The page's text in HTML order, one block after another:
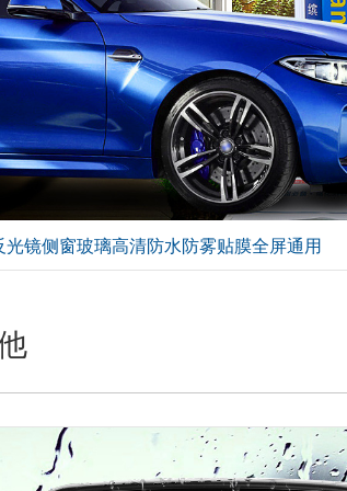
镜侧窗玻璃高清防水防雾贴膜全屏通用